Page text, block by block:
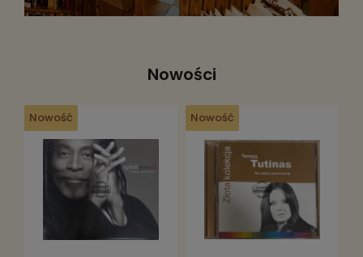
Nowości
Nowość Nowość